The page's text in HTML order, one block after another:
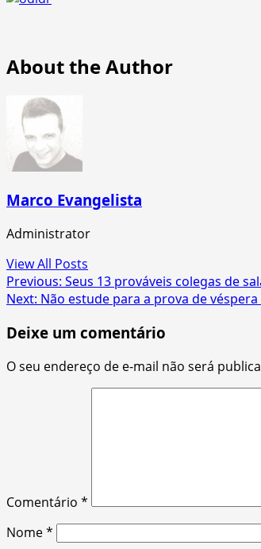
About the Author
Marco Evangelista
Administrator
View All Posts
Post
navigation
Previous: Seus 13 prováveis colegas de
Next: Não estude para a prova de
Deixe um comentário
O seu endereço de e-mail não será
Comentário *
Nome*